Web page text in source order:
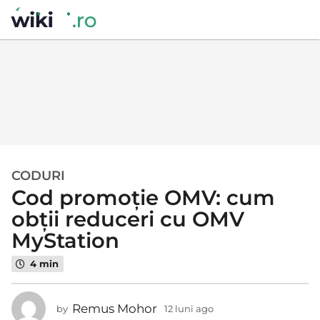
1
2
u
n
g
o
CODURI
Cod promoție OMV: cum
obții reduceri cu OMV
MyStation
4 min
by Remus Mohor 12 luni ago